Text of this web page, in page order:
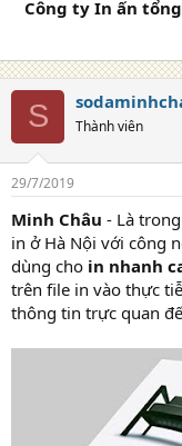
Công ty In ấn
S Thành viên
29/7/2019
Minh Châu - Là
in ở Hà Nội với công
dùng cho in nhanh
trên file in vào thực
thông tin trực quan